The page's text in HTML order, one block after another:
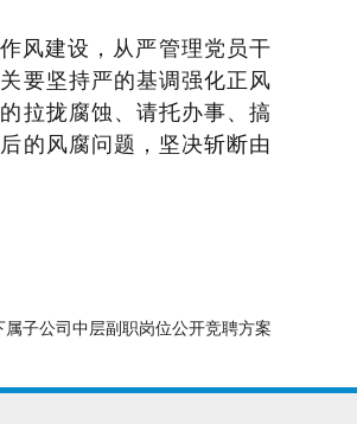
风建设，从严管理党员干
要坚持严的基调强化正风
拉拢腐蚀、请托办事、搞
的风腐问题，坚决斩断由
子公司中层副职岗位公开竞聘方案